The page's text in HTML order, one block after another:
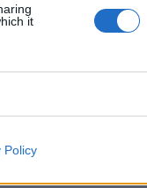
it
Policy